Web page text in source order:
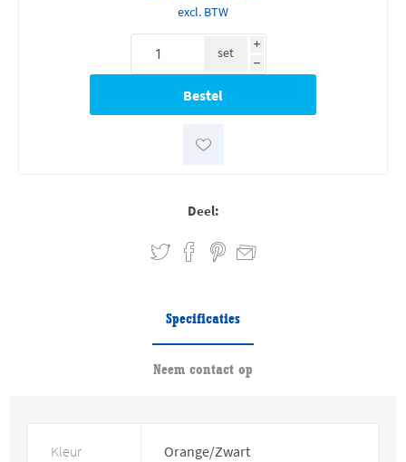
excl. BTW
i
h
set
Deel:
Specificaties
Neem contact op
Kleur Orange/Zwart